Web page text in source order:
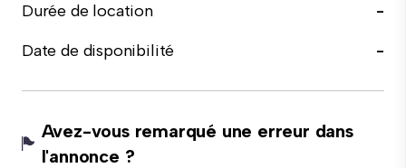
Durée de location
-
Date de disponibilité
-
Avez-vous remarqué une erreur dans
l'annonce ?